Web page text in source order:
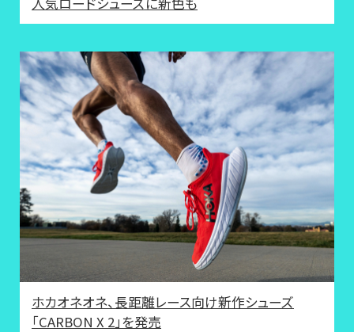
ホカオネオネ、長距離レース向け新作シューズ
「CARBON X 2」を発売